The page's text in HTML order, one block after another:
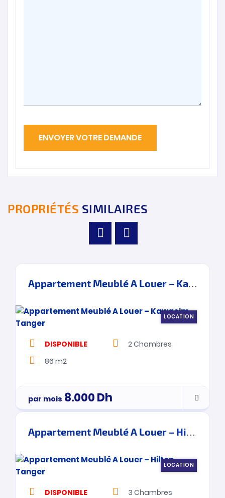
PROPRIÉTÉS SIMILAIRES
Appartement Meublé A Louer – Kawacim – Tanger
LOCATION
DISPONIBLE 2Chambres
86 m2
par mois 8.000Dh
Appartement Meublé A Louer – Hilton – Tanger
LOCATION
DISPONIBLE 3 Chambres